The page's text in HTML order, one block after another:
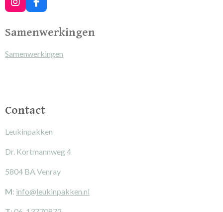
I
n
t
g
F
a
e
o
Samenwerkingen
Samenwerkingen
Contact
Leukinpakken
Dr. Kortmannweg 4
5804 BA Venray
M: info@leukinpakken.nl